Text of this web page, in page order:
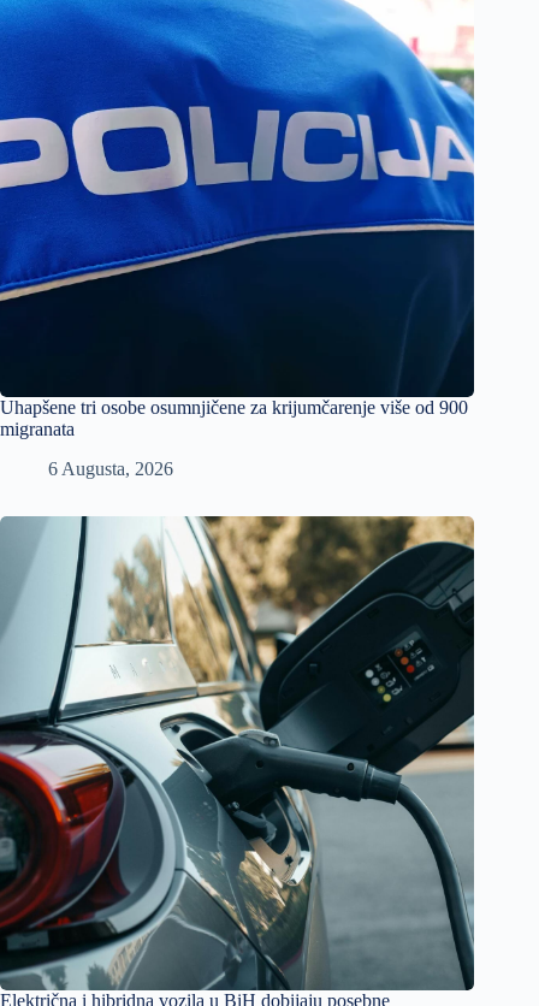
Uhapšene tri osobe osumnjičene za krijumčarenje više od 900
migranata
6 Augusta, 2026
Električna i hibridna vozila u BiH dobijaju posebne